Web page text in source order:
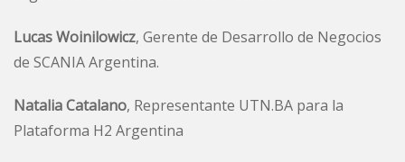
Lucas Woinilowicz, Gerente de Desarrollo de Negocios
de SCANIA Argentina.
Natalia Catalano, Representante UTN.BA para la
Plataforma H2 Argentina